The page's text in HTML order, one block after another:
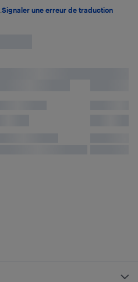
Signaler une erreur de traduction